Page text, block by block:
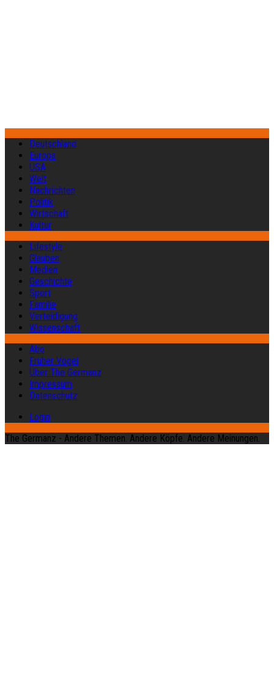
Deutschland
Europa
USA
Welt
Nachrichten
Politik
Wirtschaft
Kultur
Lifestyle
Glauben
Medien
Geschichte
Sport
Familie
Verteidigung
Wissenschaft
Abo
Früher Vogel
Über The Germanz
Impressum
Datenschutz
Login
The Germanz - Andere Themen. Andere Köpfe. Andere Meinungen.